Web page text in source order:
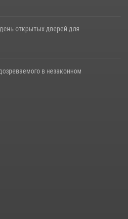
открытых дверей для
в незаконном